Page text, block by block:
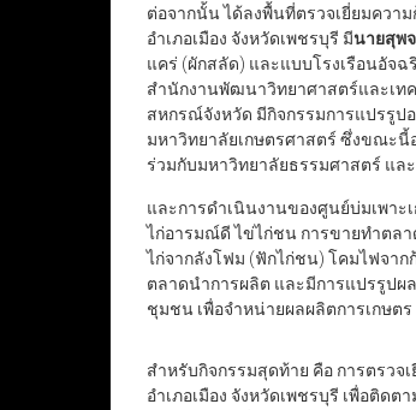
ต่อจากนั้น ได้ลงพื้นที่ตรวจเยี่ยมควา
อำเภอเมือง จังหวัดเพชรบุรี มีนายสุพ
แคร่ (ผักสลัด) และแบบโรงเรือนอัจ
สำนักงานพัฒนาวิทยาศาสตร์และเท
สหกรณ์จังหวัด มีกิจกรรมการแปรรูป
มหาวิทยาลัยเกษตรศาสตร์ ซึ่งขณะนี้
ร่วมกับมหาวิทยาลัยธรรมศาสตร์ แ
และการดำเนินงานของศูนย์บ่มเพาะ
ไก่อารมณ์ดี ไข่ไก่ชน การขายทำตล
ไก่จากลังโฟม (ฟักไก่ชน) โคมไฟจา
ตลาดนำการผลิต และมีการแปรรูปผ
ชุมชน เพื่อจำหน่ายผลผลิตการเกษต
สำหรับกิจกรรมสุดท้าย คือ การตรว
อำเภอเมือง จังหวัดเพชรบุรี เพื่อติด